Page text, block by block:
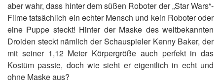
aber wahr, dass hinter dem süßen Roboter der „Star Wars“-
Filme tatsächlich ein echter Mensch und kein Roboter oder
eine Puppe steckt! Hinter der Maske des weltbekannten
Droiden steckt nämlich der Schauspieler Kenny Baker, der
mit seiner 1,12 Meter Körpergröße auch perfekt in das
Kostüm passte, doch wie sieht er eigentlich in echt und
ohne Maske aus?